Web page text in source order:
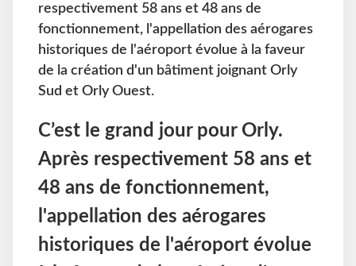
respectivement 58 ans et 48 ans de
fonctionnement, l'appellation des aérogares
historiques de l'aéroport évolue à la faveur
de la création d'un bâtiment joignant Orly
Sud et Orly Ouest.
C’est le grand jour pour Orly.
Après respectivement 58 ans et
48 ans de fonctionnement,
l'appellation des aérogares
historiques de l'aéroport évolue